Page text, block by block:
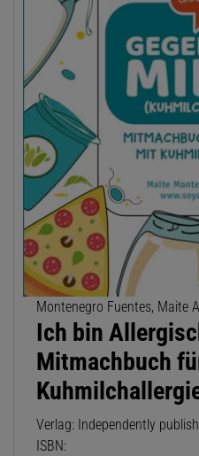
Montenegro Fuentes, Maite
Ich bin
Mitmachbuch
Verlag: Independently
ISBN: